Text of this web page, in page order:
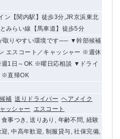
ン【関内駅】徒歩3分,JR京浜東北
みらい線【馬車道】徒歩5分
取りやすい環境です── ▼幹部候補
エスコート／キャッシャー ※週休
1日～OK ※曜日応相談 ▼ドライ
※直帰OK
補 送りドライバー ヘアメイク
ッシャー エスコート
事つき, 送りあり, 年齢不問, 経験
, 中高年歓迎, 制服貸与, 社保完備,